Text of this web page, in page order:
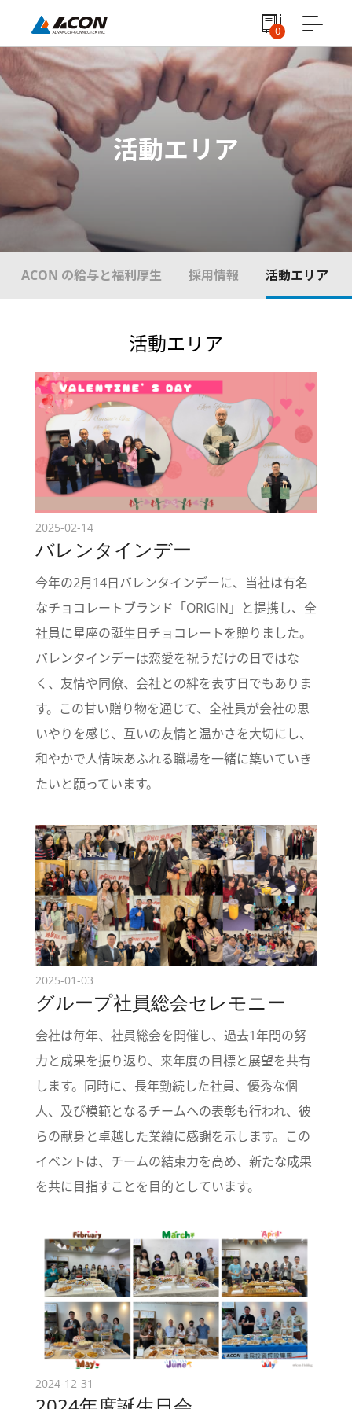
0
活動エリア
ACON の給与と福利厚生 採用情報 活動エリア
活動エリア
2025-02-14
バレンタインデー
今年の2月14日バレンタインデーに、当社は有名
なチョコレートブランド「ORIGIN」と提携し、全
社員に星座の誕生日チョコレートを贈りました。
バレンタインデーは恋愛を祝うだけの日ではな
く、友情や同僚、会社との絆を表す日でもありま
す。この甘い贈り物を通じて、全社員が会社の思
いやりを感じ、互いの友情と温かさを大切にし、
和やかで人情味あふれる職場を一緒に築いていき
たいと願っています。
2025-01-03
グループ社員総会セレモニー
会社は毎年、社員総会を開催し、過去1年間の努
力と成果を振り返り、来年度の目標と展望を共有
します。同時に、長年勤続した社員、優秀な個
人、及び模範となるチームへの表彰も行われ、彼
らの献身と卓越した業績に感謝を示します。この
イベントは、チームの結束力を高め、新たな成果
を共に目指すことを目的としています。
2024-12-31